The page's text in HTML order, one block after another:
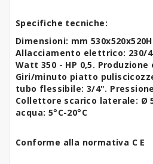
Specifiche tecniche:
Dimensioni: mm
Allacciamento elettrico: 230/
Watt 350 - HP 0,5. Produzione
Giri/minuto piatto
tubo flessibile: 3/4".
Collettore scarico laterale: Ø
acqua: 5°C-20°C
Conforme alla normativa C E